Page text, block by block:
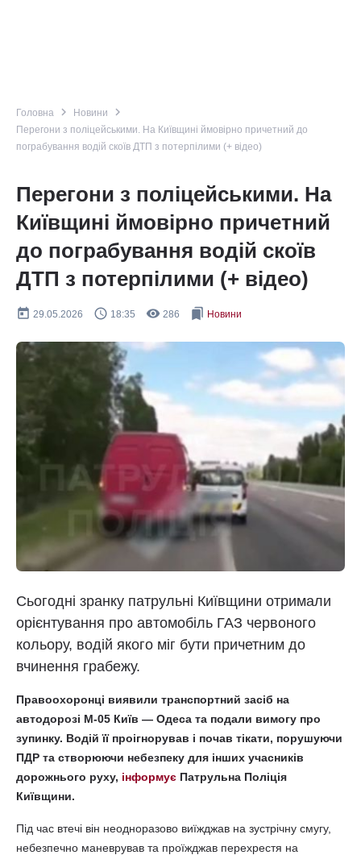
Головна navigate_next Новини navigate_next
Перегони з поліцейськими. На Київщині ймовірно причетний до
пограбування водій скоїв ДТП з потерпілими (+ відео)
Перегони з поліцейськими. На
Київщині ймовірно причетний
до пограбування водій скоїв
ДТП з потерпілими (+ відео)
today 29.05.2026 query_builder 18:35 remove_red_eye 286 bookmarks Новини
Сьогодні зранку патрульні Київщини отримали
орієнтування про автомобіль ГАЗ червоного
кольору, водій якого міг бути причетним до
вчинення грабежу.
Правоохоронці виявили транспортний засіб на
автодорозі М-05 Київ — Одеса та подали вимогу про
зупинку. Водій її проігнорував і почав тікати, порушуючи
ПДР та створюючи небезпеку для інших учасників
дорожнього руху, інформує Патрульна Поліція
Київщини.
Під час втечі він неодноразово виїжджав на зустрічну смугу,
небезпечно маневрував та проїжджав перехрестя на